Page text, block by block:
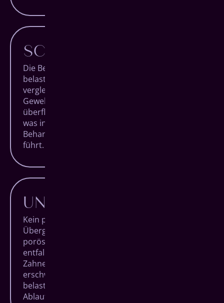
SCHONENDER
Die Behandlung mit dem All-on-4 System
belastet den Organismus deutlich weniger als
vergleichbare Eingriffe. Das umliegende
Gewebe wird durch den Verzicht auf
überflüssige Implantate besonders geschont,
was insgesamt zu einer schmerzärmeren
Behandlung und entspannteren Patienten
führt.
UNKOMPLIZIERTER
Kein provisorischer Zahnersatz in der
Übergangszeit. Kein künstlicher Aufbau bei
poröser Knochenstruktur. Mit All-on-4
entfallen einige Hürden, die
Zahnersatzbehandlungen in vielen Fällen
erschweren und für die Patienten unnötig
belastend sind. Sie erhalten einen klaren
Ablauf und die beste Behandlung.